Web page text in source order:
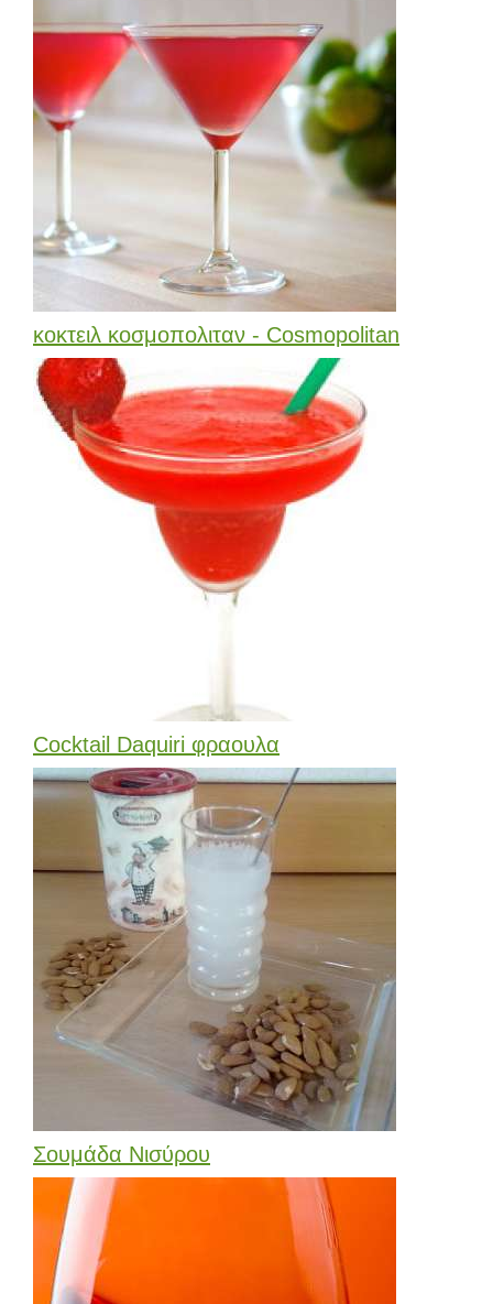
κοκτειλ κοσμοπολιταν - Cosmopolitan
Cocktail Daquiri φραουλα
Σουμάδα Νισύρου